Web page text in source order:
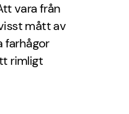
vara från
mått av
farhågor
rimligt